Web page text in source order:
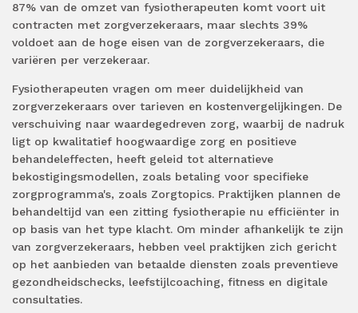
87% van de omzet van fysiotherapeuten komt voort uit
contracten met zorgverzekeraars, maar slechts 39%
voldoet aan de hoge eisen van de zorgverzekeraars, die
variëren per verzekeraar.
Fysiotherapeuten vragen om meer duidelijkheid van
zorgverzekeraars over tarieven en kostenvergelijkingen. De
verschuiving naar waardegedreven zorg, waarbij de nadruk
ligt op kwalitatief hoogwaardige zorg en positieve
behandeleffecten, heeft geleid tot alternatieve
bekostigingsmodellen, zoals betaling voor specifieke
zorgprogramma's, zoals Zorgtopics. Praktijken plannen de
behandeltijd van een zitting fysiotherapie nu efficiënter in
op basis van het type klacht. Om minder afhankelijk te zijn
van zorgverzekeraars, hebben veel praktijken zich gericht
op het aanbieden van betaalde diensten zoals preventieve
gezondheidschecks, leefstijlcoaching, fitness en digitale
consultaties.